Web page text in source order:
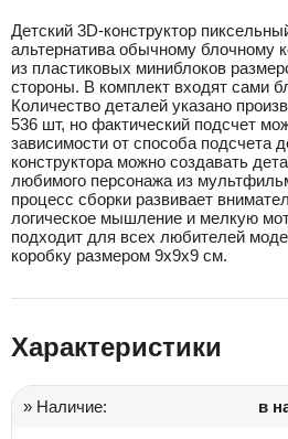
Детский 3D-конструктор
альтернатива обычному блочному
из пластиковых миниблоков
стороны. В комплект входят сами
Количество деталей указано
536 шт, но фактический подсчет
зависимости от способа подсчета
конструктора можно создавать
любимого персонажа из
процесс сборки развивает
логическое мышление и мелкую
подходит для всех любителей
коробку размером 9х9х9 см.
Характеристики
» Наличие: в